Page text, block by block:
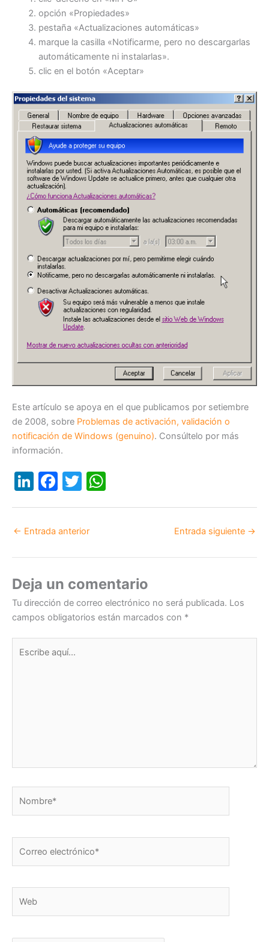
opción «Propiedades»
pestaña «Actualizaciones automáticas»
marque la casilla «Notificarme, pero no descargarlas
automáticamente ni instalarlas».
clic en el botón «Aceptar»
Este artículo se apoya en el que publicamos por setiembre
de 2008, sobre Problemas de activación, validación o
notificación de Windows (genuino). Consúltelo por más
información.
Li
e
dI
n
F
e
b
o
o
k
T
er
A
p
p
← Entrada anterior Entrada siguiente →
Deja un comentario
Tu dirección de correo electrónico no será publicada. Los
campos obligatorios están marcados con *
aquí...
electrónico*